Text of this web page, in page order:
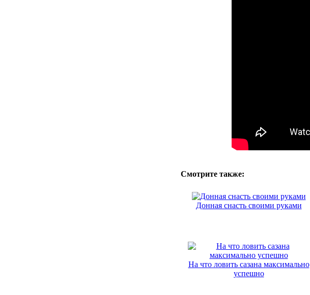
Смотрите также:
Донная снасть своими руками
На что ловить сазана максимально
успешно